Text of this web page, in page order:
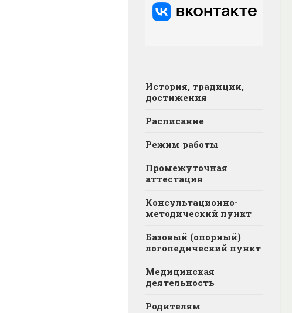
История, традиции,
достижения
Расписание
Режим работы
Промежуточная
аттестация
Консультационно-
методический пункт
Базовый (опорный)
логопедический пункт
Медицинская
деятельность
Родителям